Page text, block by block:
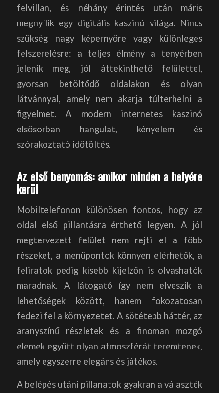
felvillan, és néhány érintés után máris
megnyílik egy digitális kaszinó világa. Nincs
szükség nagy képernyőre vagy különleges
felszerelésre: a teljes élmény a tenyérben
jelenik meg, jól áttekinthető felülettel,
gyorsan betöltődő oldalakon és olyan
látvánnyal, amely nem akarja túlterhelni a
figyelmet. A modern internetes kaszinó
elsősorban hangulat, kényelem és
szórakoztató időtöltés.
Az első benyomás: amikor minden a helyére
kerül
Mobiltelefonon különösen fontos, hogy az
oldal első pillantásra érthető legyen. A jól
megtervezett felület nem rejti el a főbb
részeket, a menüpontok könnyen elérhetők, a
feliratok pedig kisebb kijelzőn is olvashatók
maradnak. A látogató így nem elveszik a
lehetőségek között, hanem fokozatosan
fedezi fel a környezetet. A sötétebb háttér, az
aranyszínű részletek és a finoman mozgó
elemek együtt olyan atmoszférát teremtenek,
amely egyszerre elegáns és játékos.
A belépés utáni pillanatok gyakran a választék